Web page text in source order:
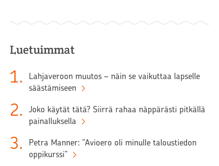
Luetuimmat
1.
Lahjaveroon muutos – näin se vaikuttaa lapselle
säästämiseen
2.
Joko käytät tätä? Siirrä rahaa näppärästi pitkällä
painalluksella
3.
Petra Manner: ”Avioero oli minulle taloustiedon
oppikurssi”